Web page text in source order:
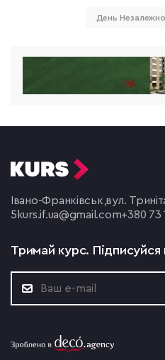
День
Івано-Франківськ,вул.
5 kurs.if.ua@gmail.com+380 73
Тримай курс.